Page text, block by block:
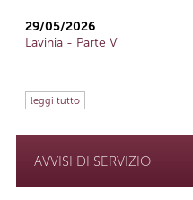
29/05/2026
Lavinia - Parte V
leggi tutto
AVVISI DI SERVIZIO